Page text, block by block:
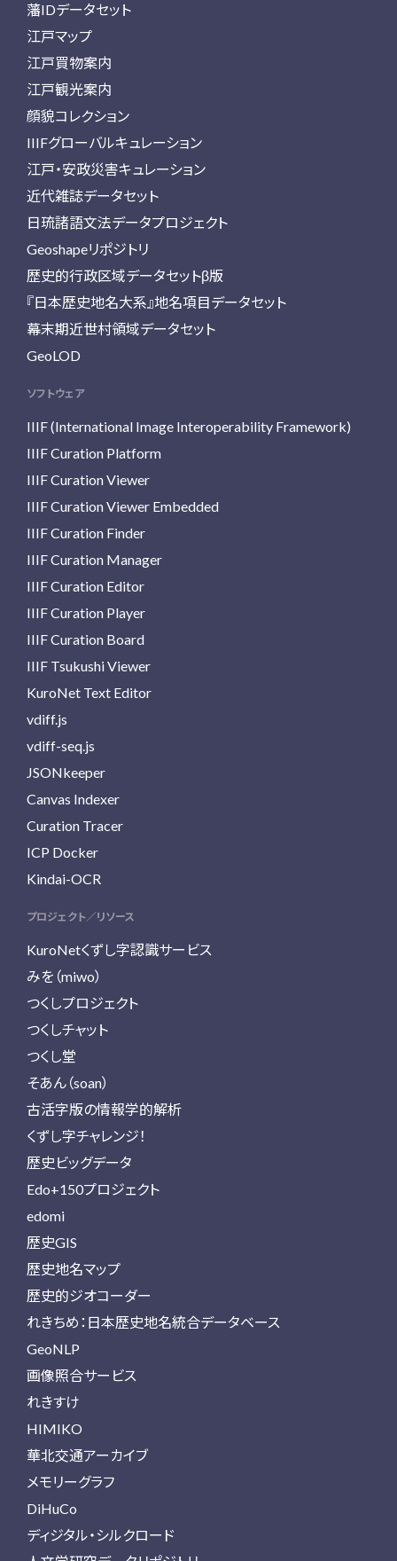
藩IDデータセット
江戸マップ
江戸買物案内
江戸観光案内
顔貌コレクション
IIIFグローバルキュレーション
江戸・安政災害キュレーション
近代雑誌データセット
日琉諸語文法データプロジェクト
Geoshapeリポジトリ
歴史的行政区域データセットβ版
『日本歴史地名大系』地名項目データセット
幕末期近世村領域データセット
GeoLOD
ソフトウェア
IIIF (International Image Interoperability Framework)
IIIF Curation Platform
IIIF Curation Viewer
IIIF Curation Viewer Embedded
IIIF Curation Finder
IIIF Curation Manager
IIIF Curation Editor
IIIF Curation Player
IIIF Curation Board
IIIF Tsukushi Viewer
KuroNet Text Editor
vdiff.js
vdiff-seq.js
JSONkeeper
Canvas Indexer
Curation Tracer
ICP Docker
Kindai-OCR
プロジェクト／リソース
KuroNetくずし字認識サービス
みを（miwo）
つくしプロジェクト
つくしチャット
つくし堂
そあん（soan）
古活字版の情報学的解析
くずし字チャレンジ！
歴史ビッグデータ
Edo+150プロジェクト
edomi
歴史GIS
歴史地名マップ
歴史的ジオコーダー
れきちめ：日本歴史地名統合データベース
GeoNLP
画像照合サービス
れきすけ
HIMIKO
華北交通アーカイブ
メモリーグラフ
DiHuCo
ディジタル・シルクロード